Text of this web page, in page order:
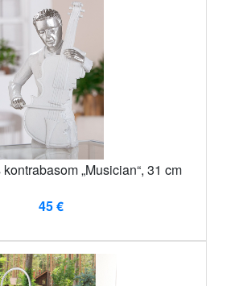
„Musician“, 31 cm
45 €